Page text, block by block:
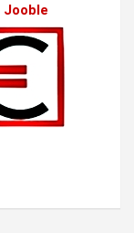
Jooble